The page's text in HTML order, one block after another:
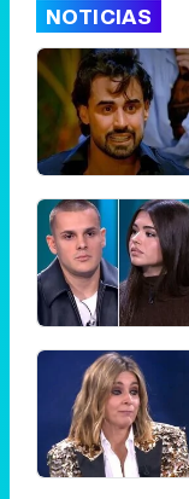
NOTICIAS